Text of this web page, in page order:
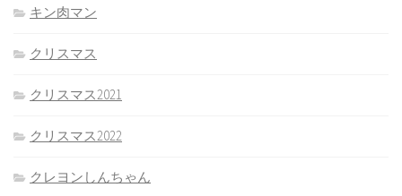
キン肉マン
クリスマス
クリスマス2021
クリスマス2022
クレヨンしんちゃん